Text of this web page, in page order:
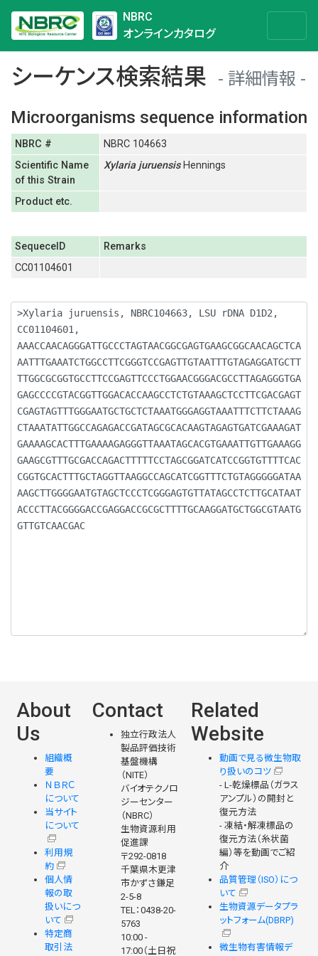
NBRC
オンラインカタログ
シーケンス検索結果
詳細情報
Microorganisms sequence information
NBRC #
NBRC 104663
Scientific Name
of this Strain
Xylaria juruensisHennings
Product etc.
SequeceID
Remarks
CC01104601
About
Us
組織概
要
ＮＢＲＣ
について
当サイト
について
利用規
約
個人情
報の取
扱いにつ
いて
特定商
取引法
Contact
独立行政法人
製品評価技術
基盤機構
（NITE）
バイオテクノロ
ジーセンター
（NBRC）
生物資源利用
促進課
〒292-0818
千葉県木更津
市かずさ鎌足
2-5-8
TEL：0438-20-
5763
10:00 -
17:00（土日祝
Related
Website
動画で見る微生物取
り扱いのコツ
- L-乾燥標品（ガラス
アンプル）の開封と
復元方法
- 凍結・解凍標品の
復元方法（糸状菌
編）等を動画でご紹
介
品質管理（ISO）につ
いて
生物資源データプラ
ットフォーム(DBRP)
微生物有害情報デ